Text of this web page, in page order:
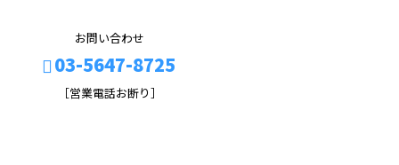
お問い合わせ
03-5647-8725
［営業電話お断り］